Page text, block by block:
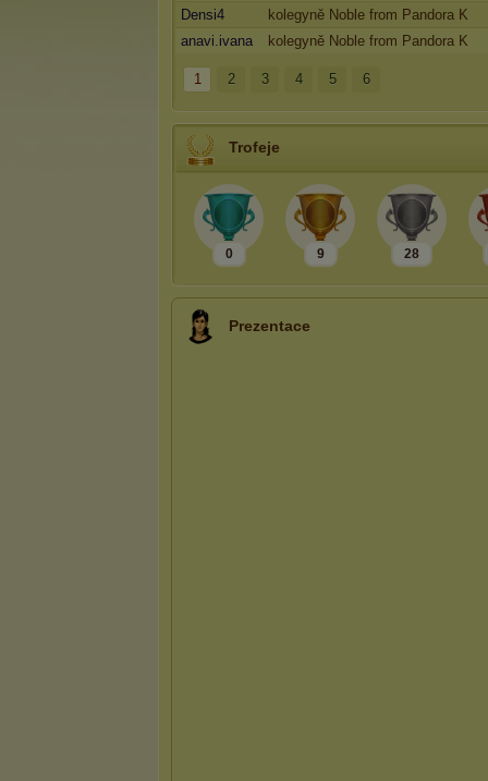
Densi4
kolegyně Noble from Pandora K
anavi.ivana
kolegyně Noble from Pandora K
1 2 3 4 5 6
Trofeje
0 9 28
Prezentace